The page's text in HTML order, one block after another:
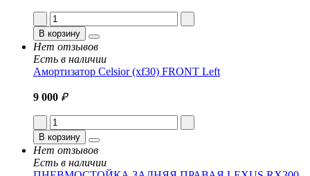
В корзину
Нет отзывов
Есть в наличии
Амортизатор Celsior (xf30) FRONT Left
9 000 ₽
В корзину
Нет отзывов
Есть в наличии